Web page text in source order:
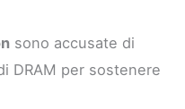
sono accusate di
DRAM per sostenere